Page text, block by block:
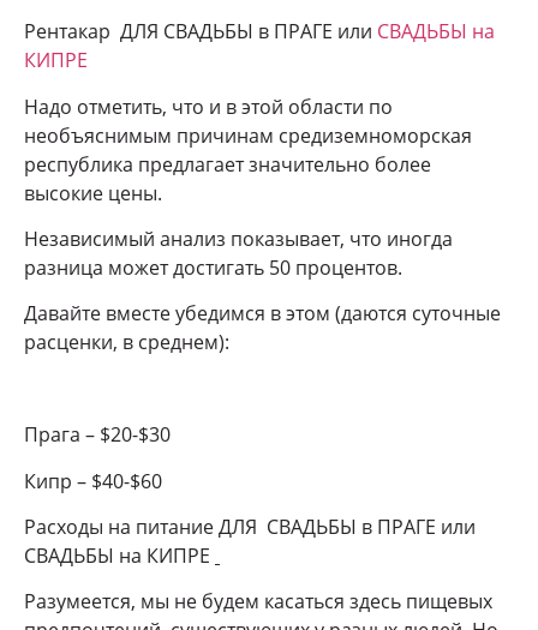
Рентакар ДЛЯ СВАДЬБЫ в ПРАГЕ или СВАДЬБЫ на
КИПРЕ
Надо отметить, что и в этой области по
необъяснимым причинам средиземноморская
республика предлагает значительно более
высокие цены.
Независимый анализ показывает, что иногда
разница может достигать 50 процентов.
Давайте вместе убедимся в этом (даются суточные
расценки, в среднем):
Прага – $20-$30
Кипр – $40-$60
Расходы на питание ДЛЯ СВАДЬБЫ в ПРАГЕ или
СВАДЬБЫ на КИПРЕ
Разумеется, мы не будем касаться здесь пищевых